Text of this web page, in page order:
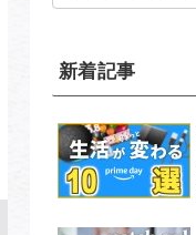
新着記事